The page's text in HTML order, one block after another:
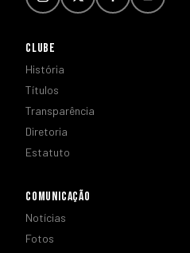
CLUBE
História
Títulos
Transparência
Diretoria
Estatuto
COMUNICAÇÃO
Notícias
Fotos